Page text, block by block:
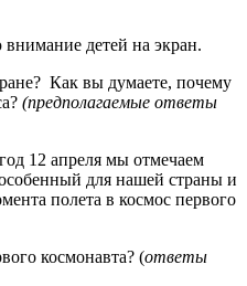
внимание детей на экран.
Как вы думаете, почему
(предполагаемые ответы
12 апреля мы отмечаем
для нашей страны и
полета в космос первого
космонавта? (ответы